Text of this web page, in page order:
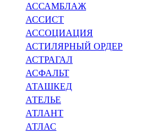
АССАМБЛАЖ
АССИСТ
АССОЦИАЦИЯ
АСТИЛЯРНЫЙ ОРДЕР
АСТРАГАЛ
АСФАЛЬТ
АТАШКЕД
АТЕЛЬЕ
АТЛАНТ
АТЛАС